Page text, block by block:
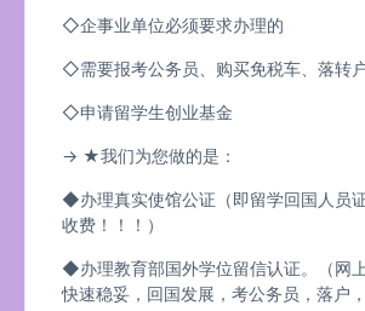
◇企事业单位必须要求办理的
◇需要报考公务员、购买免税车、落转
◇申请留学生创业基金
→ ★我们为您做的是：
◆办理真实使馆公证（即留学回国人员
收费！！！）
◆办理教育部国外学位留信认证。（网上
快速稳妥，回国发展，考公务员，落户